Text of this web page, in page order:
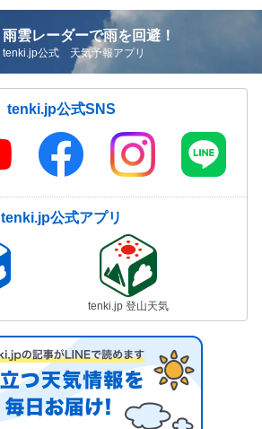
雨雲レーダーで雨を回避！
tenki.jp公式 天気予報アプリ
tenki.jp公式SNS
tenki.jp公式アプリ
tenki.jp 登山天気